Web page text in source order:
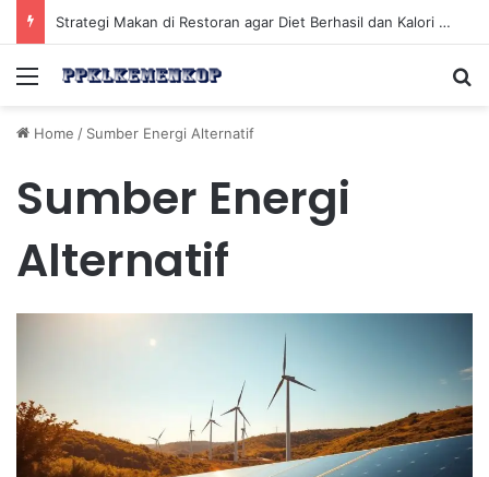
Strategi Makan di Restoran agar Diet Berhasil dan Kalori Tetap Terkontrol
Menu
Home / Sumber Energi Alternatif
Sumber Energi
Alternatif